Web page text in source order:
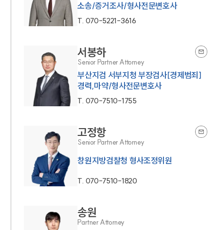
소송/증거조사/형사전문변호사
T. 070-5221-3616
서봉하
Senior Partner Attorney
부산지검 서부지청 부장검사[경제범죄]
경력,마약/형사전문변호사
T. 070-7510-1755
고정항
Senior Partner Attorney
창원지방검찰청 형사조정위원
T. 070-7510-1820
송원
Partner Attorney